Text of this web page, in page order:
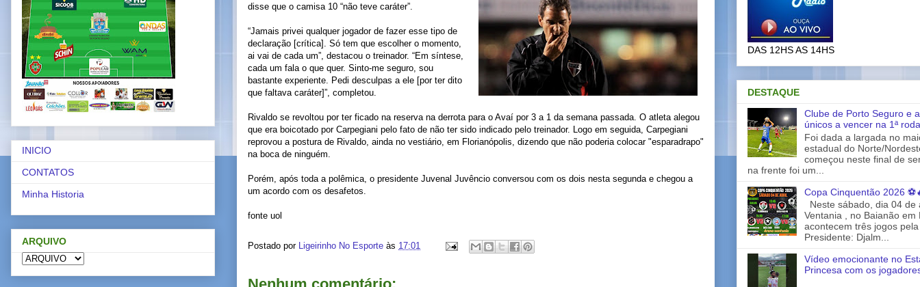
disse que o camisa 10 “não teve caráter”.
“Jamais privei qualquer jogador de fazer esse tipo de
declaração [crítica]. Só tem que escolher o momento,
ai vai de cada um”, destacou o treinador. “Em síntese,
cada um fala o que quer. Sinto-me seguro, sou
bastante experiente. Pedi desculpas a ele [por ter dito
que faltava caráter]”, completou.
Rivaldo se revoltou por ter ficado na reserva na derrota para o Avaí por 3 a 1 da semana passada. O atleta alegou
que era boicotado por Carpegiani pelo fato de não ter sido indicado pelo treinador. Logo em seguida, Carpegiani
reprovou a postura de Rivaldo, ainda no vestiário, em Florianópolis, dizendo que não poderia colocar "esparadrapo"
na boca de ninguém.
Porém, após toda a polêmica, o presidente Juvenal Juvêncio conversou com os dois nesta segunda e chegou a
um acordo com os desafetos.
fonte uol
Postado por Ligeirinho No Esporte às 17:01
INICIO
CONTATOS
Minha Historia
ARQUIVO
DAS 12HS AS 14HS
DESTAQUE
Clube de Porto Seguro e
únicos a vencer na 1ª
Foi dada a largada no
estadual do Norte/
começou neste final de
na frente foi um...
Copa Cinquentão 2026
Neste sábado, dia 04 de
Ventania , no Baianão em
acontecem três jogos
Presidente: Djalm...
Vídeo emocionante no
Princesa com os